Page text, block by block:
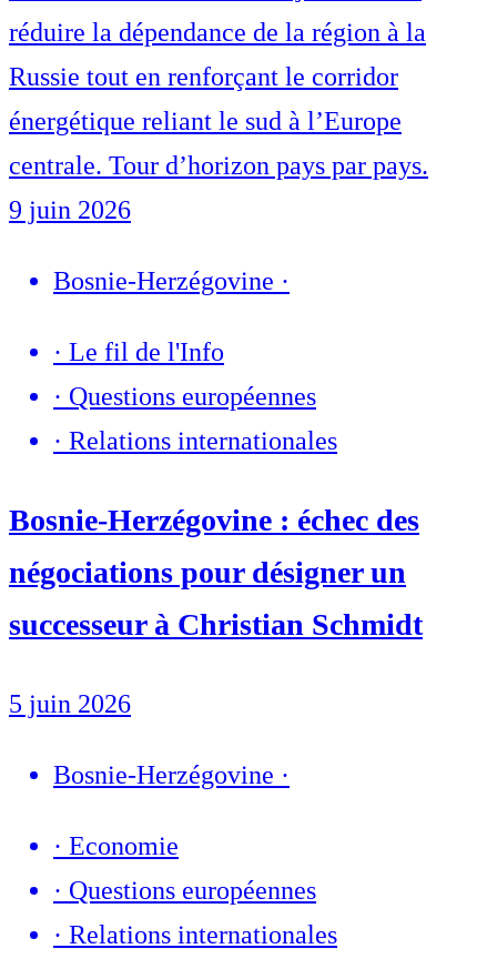
réduire la dépendance de la région à la
Russie tout en renforçant le corridor
énergétique reliant le sud à l’Europe
centrale. Tour d’horizon pays par pays.
9 juin 2026
Bosnie-Herzégovine ·
· Le fil de l'Info
· Questions européennes
· Relations internationales
Bosnie-Herzégovine : échec des
négociations pour désigner un
successeur à Christian Schmidt
5 juin 2026
Bosnie-Herzégovine ·
· Economie
· Questions européennes
· Relations internationales